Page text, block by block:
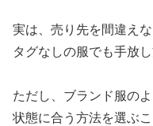
実は、売り先を間違え
タグなしの服でも手放し
ただし、ブランド服の
状態に合う方法を選ぶこ